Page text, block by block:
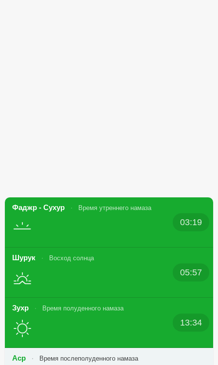
Фаджр - Сухур Время утреннего намаза
03:19
Шурук Восход солнца
05:57
Зухр Время полуденного намаза
13:34
Аср Время послеполуденного намаза